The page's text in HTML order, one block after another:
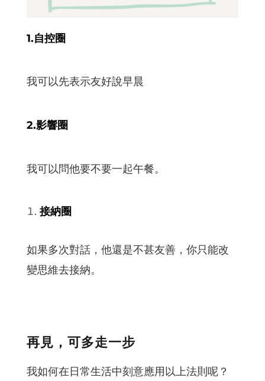
1.自控圈
我可以先表示友好說早晨
2.影響圈
我可以問他要不要一起午餐。
接納圈
如果多次對話，他還是不甚友善，你只能改
變思維去接納。
再見，可多走一步
我如何在日常生活中刻意應用以上法則呢？